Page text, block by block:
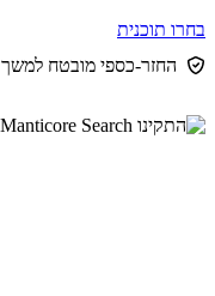
בחרו תוכנית
החזר-כספי מובטח למשך 30-יום